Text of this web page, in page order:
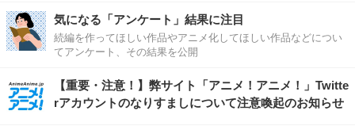
気になる「アンケート」結果に注目
続編を作ってほしい作品やアニメ化してほしい作品などについ
てアンケート、その結果を公開
【重要・注意！】弊サイト「アニメ！アニメ！」Twitte
rアカウントのなりすましについて注意喚起のお知らせ